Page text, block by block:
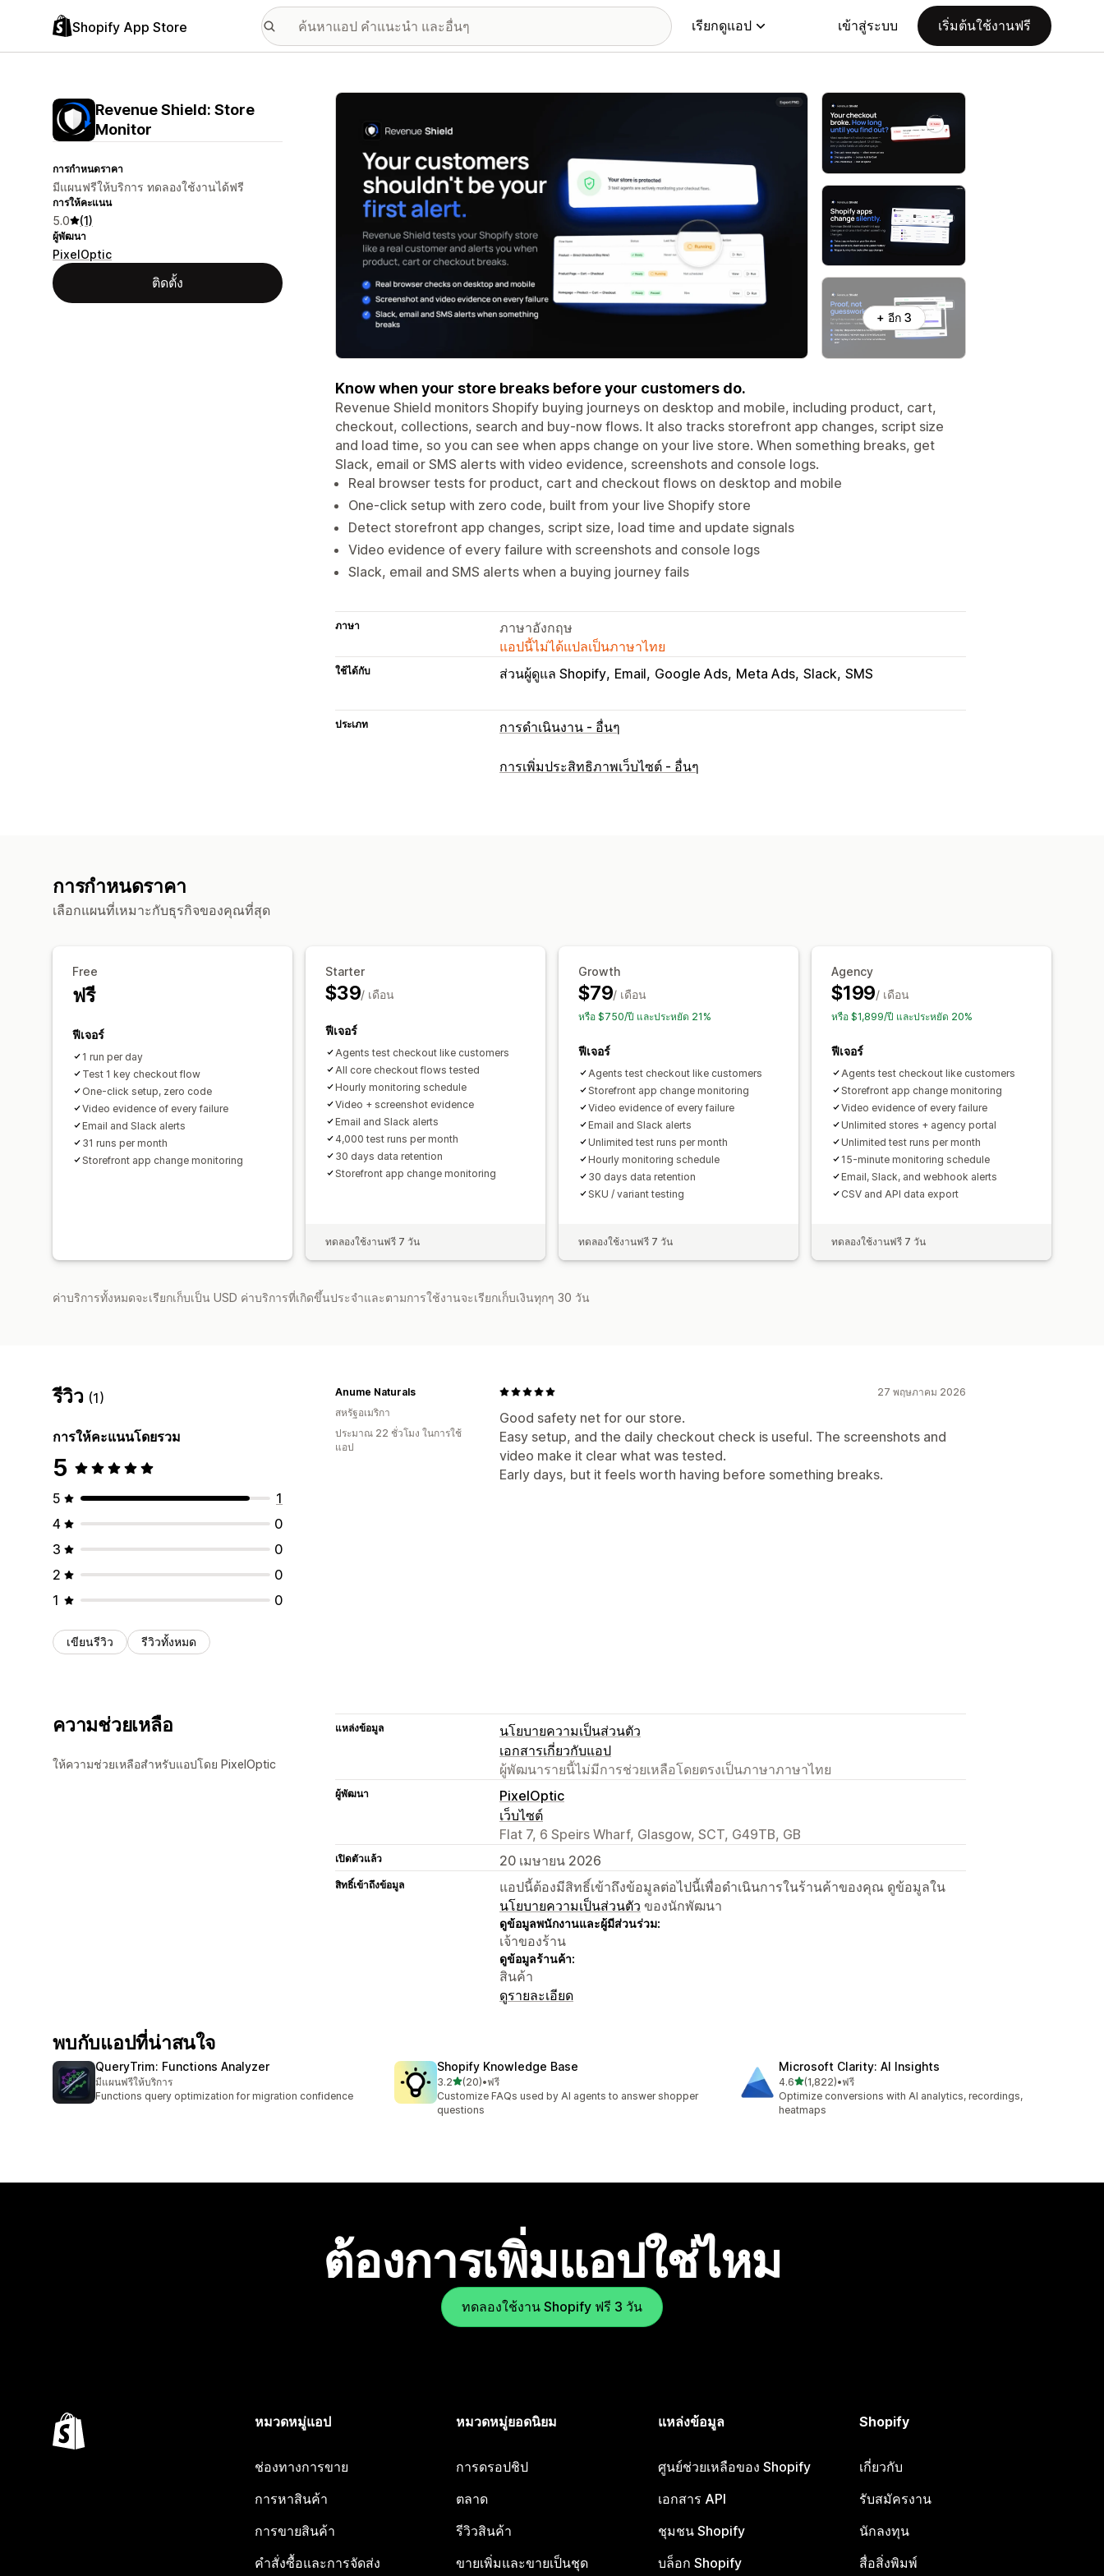
Shopify App Store เรียกดูแอป เข้าสู่ระบบ เริ่มต้นใช้งานฟรี
Revenue Shield: Store
Monitor
การกำหนดราคา
มีแผนฟรีให้บริการ ทดลองใช้งานได้ฟรี
การให้คะแนน
5.0 (1)
ผู้พัฒนา
PixelOptic
ติดตั้ง
แกลเลอรีรูปภาพที่แสดง
+ อีก 3
Know when your store breaks before your customers do.
Revenue Shield monitors Shopify buying journeys on desktop and mobile, including product, cart,
checkout, collections, search and buy-now flows. It also tracks storefront app changes, script size
and load time, so you can see when apps change on your live store. When something breaks, get
Slack, email or SMS alerts with video evidence, screenshots and console logs.
Real browser tests for product, cart and checkout flows on desktop and mobile
One-click setup with zero code, built from your live Shopify store
Detect storefront app changes, script size, load time and update signals
Video evidence of every failure with screenshots and console logs
Slack, email and SMS alerts when a buying journey fails
ภาษา
ภาษาอังกฤษ
แอปนี้ไม่ได้แปลเป็นภาษาไทย
ใช้ได้กับ ส่วนผู้ดูแล Shopify Email Google Ads Meta Ads Slack SMS
ประเภท การดำเนินงาน - อื่นๆ
การเพิ่มประสิทธิภาพเว็บไซต์ - อื่นๆ
การกำหนดราคา
เลือกแผนที่เหมาะกับธุรกิจของคุณที่สุด
Free
ฟรี
ฟีเจอร์
1 run per day
Test 1 key checkout flow
One-click setup, zero code
Video evidence of every failure
Email and Slack alerts
31 runs per month
Storefront app change monitoring
Starter
$39/ เดือน
ฟีเจอร์
Agents test checkout like customers
All core checkout flows tested
Hourly monitoring schedule
Video + screenshot evidence
Email and Slack alerts
4,000 test runs per month
30 days data retention
Storefront app change monitoring
ทดลองใช้งานฟรี 7 วัน
Growth
$79/ เดือน
หรือ $750/ปี และประหยัด 21%
ฟีเจอร์
Agents test checkout like customers
Storefront app change monitoring
Video evidence of every failure
Email and Slack alerts
Unlimited test runs per month
Hourly monitoring schedule
30 days data retention
SKU / variant testing
ทดลองใช้งานฟรี 7 วัน
Agency
$199/ เดือน
หรือ $1,899/ปี และประหยัด 20%
ฟีเจอร์
Agents test checkout like customers
Storefront app change monitoring
Video evidence of every failure
Unlimited stores + agency portal
Unlimited test runs per month
15-minute monitoring schedule
Email, Slack, and webhook alerts
CSV and API data export
ทดลองใช้งานฟรี 7 วัน
ค่าบริการทั้งหมดจะเรียกเก็บเป็น USD ค่าบริการที่เกิดขึ้นประจำและตามการใช้งานจะเรียกเก็บเงินทุกๆ 30 วัน
รีวิว (1)
การให้คะแนนโดยรวม
5
5
1
4
0
3
0
2
0
1
0
เขียนรีวิว รีวิวทั้งหมด
27 พฤษภาคม 2026
Good safety net for our store.
Easy setup, and the daily checkout check is useful. The screenshots and
video make it clear what was tested.
Early days, but it feels worth having before something breaks.
Anume Naturals
สหรัฐอเมริกา
ประมาณ 22 ชั่วโมง ในการใช้
แอป
ความช่วยเหลือ
ให้ความช่วยเหลือสำหรับแอปโดย PixelOptic
แหล่งข้อมูล
นโยบายความเป็นส่วนตัว
เอกสารเกี่ยวกับแอป
ผู้พัฒนารายนี้ไม่มีการช่วยเหลือโดยตรงเป็นภาษาภาษาไทย
ผู้พัฒนา
PixelOptic
เว็บไซต์
Flat 7, 6 Speirs Wharf, Glasgow, SCT, G49TB, GB
เปิดตัวแล้ว 20 เมษายน 2026
สิทธิ์เข้าถึงข้อมูล
แอปนี้ต้องมีสิทธิ์เข้าถึงข้อมูลต่อไปนี้เพื่อดำเนินการในร้านค้าของคุณ ดูข้อมูลใน
นโยบายความเป็นส่วนตัว ของนักพัฒนา
ดูข้อมูลพนักงานและผู้มีส่วนร่วม:
เจ้าของร้าน
ดูข้อมูลร้านค้า:
สินค้า
ดูรายละเอียด
พบกับแอปที่น่าสนใจ
QueryTrim: Functions Analyzer
มีแผนฟรีให้บริการ
Functions query optimization for migration confidence
Shopify Knowledge Base
3.2เต็ม 5 ดาว
(20)
ทั้งหมด 20 รีวิว
•ฟรี
Customize FAQs used by AI agents to answer shopper
questions
Microsoft Clarity: AI Insights
4.6เต็ม 5 ดาว
(1,822)
ทั้งหมด 1822 รีวิว
•ฟรี
Optimize conversions with AI analytics, recordings,
heatmaps
ต้องการเพิ่มแอปใช่ไหม
ทดลองใช้งาน Shopify ฟรี 3 วัน
หมวดหมู่แอป
ช่องทางการขาย
การหาสินค้า
การขายสินค้า
คำสั่งซื้อและการจัดส่ง
หมวดหมู่ยอดนิยม
การดรอปชิป
ตลาด
รีวิวสินค้า
ขายเพิ่มและขายเป็นชุด
แหล่งข้อมูล
ศูนย์ช่วยเหลือของ Shopify
เอกสาร API
ชุมชน Shopify
บล็อก Shopify
Shopify
เกี่ยวกับ
รับสมัครงาน
นักลงทุน
สื่อสิ่งพิมพ์